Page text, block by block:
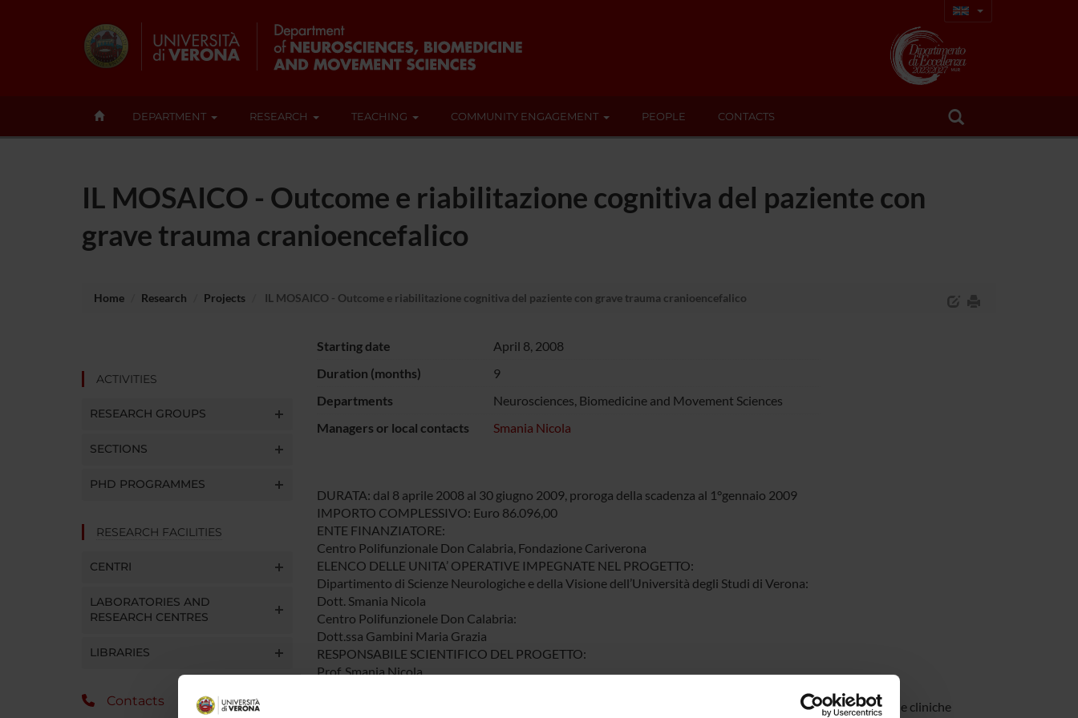
DEPARTMENT RESEARCH TEACHING COMMUNITY ENGAGEMENT PEOPLE CONTACTS
IL MOSAICO - Outcome e riabilitazione cognitiva del paziente con
grave trauma cranioencefalico
Home Research Projects IL MOSAICO - Outcome e riabilitazione cognitiva del paziente con grave trauma cranioencefalico
ACTIVITIES
RESEARCH GROUPS
SECTIONS
PHD PROGRAMMES
RESEARCH FACILITIES
CENTRI
LABORATORIES AND
RESEARCH CENTRES
LIBRARIES
Contacts
Starting date
April 8, 2008
Duration (months)
9
Departments
Neurosciences, Biomedicine and Movement Sciences
Managers or local contacts
Smania Nicola
DURATA: dal 8 aprile 2008 al 30 giugno 2009, proroga della scadenza al 1°gennaio 2009
IMPORTO COMPLESSIVO: Euro 86.096,00
ENTE FINANZIATORE:
Centro Polifunzionale Don Calabria, Fondazione Cariverona
ELENCO DELLE UNITA’ OPERATIVE IMPEGNATE NEL PROGETTO:
Dipartimento di Scienze Neurologiche e della Visione dell’Università degli Studi di Verona:
Dott. Smania Nicola
Centro Polifunzionele Don Calabria:
Dott.ssa Gambini Maria Grazia
RESPONSABILE SCIENTIFICO DEL PROGETTO:
Prof. Smania Nicola
Tenendo in considerazione che i disturbi attenzionali e che i disturbi della memoria rappresentano le sequele cliniche